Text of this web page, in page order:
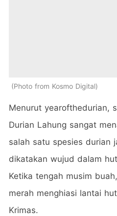
Photo from Kosmo Digital
Menurut yearofthedurian,
Durian Lahung sangat
salah satu spesies durian
dikatakan wujud dalam
Ketika tengah musim
merah menghiasi lantai
Krimas.